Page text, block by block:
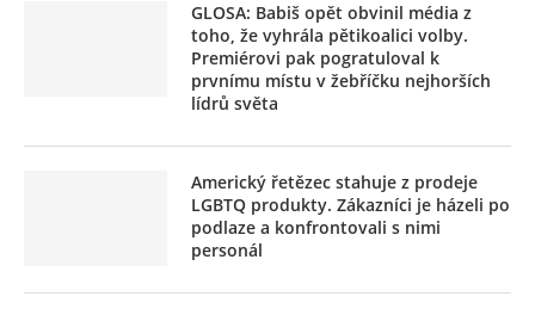
GLOSA: Babiš opět obvinil média z
toho, že vyhrála pětikoalici volby.
Premiérovi pak pogratuloval k
prvnímu místu v žebříčku nejhorších
lídrů světa
Americký řetězec stahuje z prodeje
LGBTQ produkty. Zákazníci je házeli po
podlaze a konfrontovali s nimi
personál